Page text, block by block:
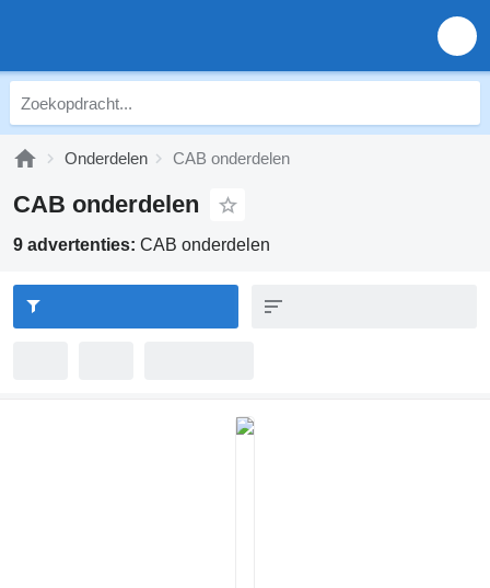
Onderdelen CAB onderdelen
CAB onderdelen
9 advertenties: CAB onderdelen